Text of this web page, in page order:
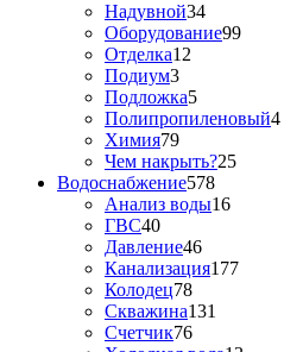
Надувной34
Оборудование99
Отделка12
Подиум3
Подложка5
Полипропиленовый4
Химия79
Чем накрыть?25
Водоснабжение578
Анализ воды16
ГВС40
Давление46
Канализация177
Колодец78
Скважина131
Счетчик76